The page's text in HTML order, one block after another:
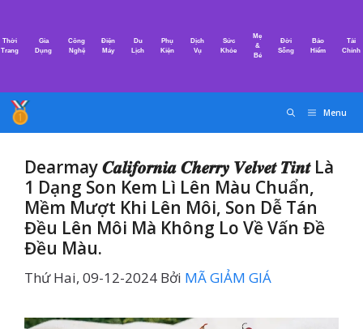
nội
Thời
Trang
Gia
Dụng
Công
Nghệ
Điện
Máy
Du
Lịch
Phụ
Kiện
Dịch
Vụ
Sức
Khỏe
Mẹ
&
Bé
Đời
Sống
Bảo
Hiểm
Tài
Chính
Menu
Dearmay 𝑪𝒂𝒍𝒊𝒇𝒐𝒓𝒏𝒊𝒂 𝑪𝒉𝒆𝒓𝒓𝒚 𝑽𝒆𝒍𝒗𝒆𝒕 𝑻𝒊𝒏𝒕 Là
1 Dạng Son Kem Lì Lên Màu Chuẩn,
Mềm Mượt Khi Lên Môi, Son Dễ Tán
Đều Lên Môi Mà Không Lo Về Vấn Đề
Đều Màu.
Thứ Hai, 09-12-2024 Bởi MÃ GIẢM GIÁ